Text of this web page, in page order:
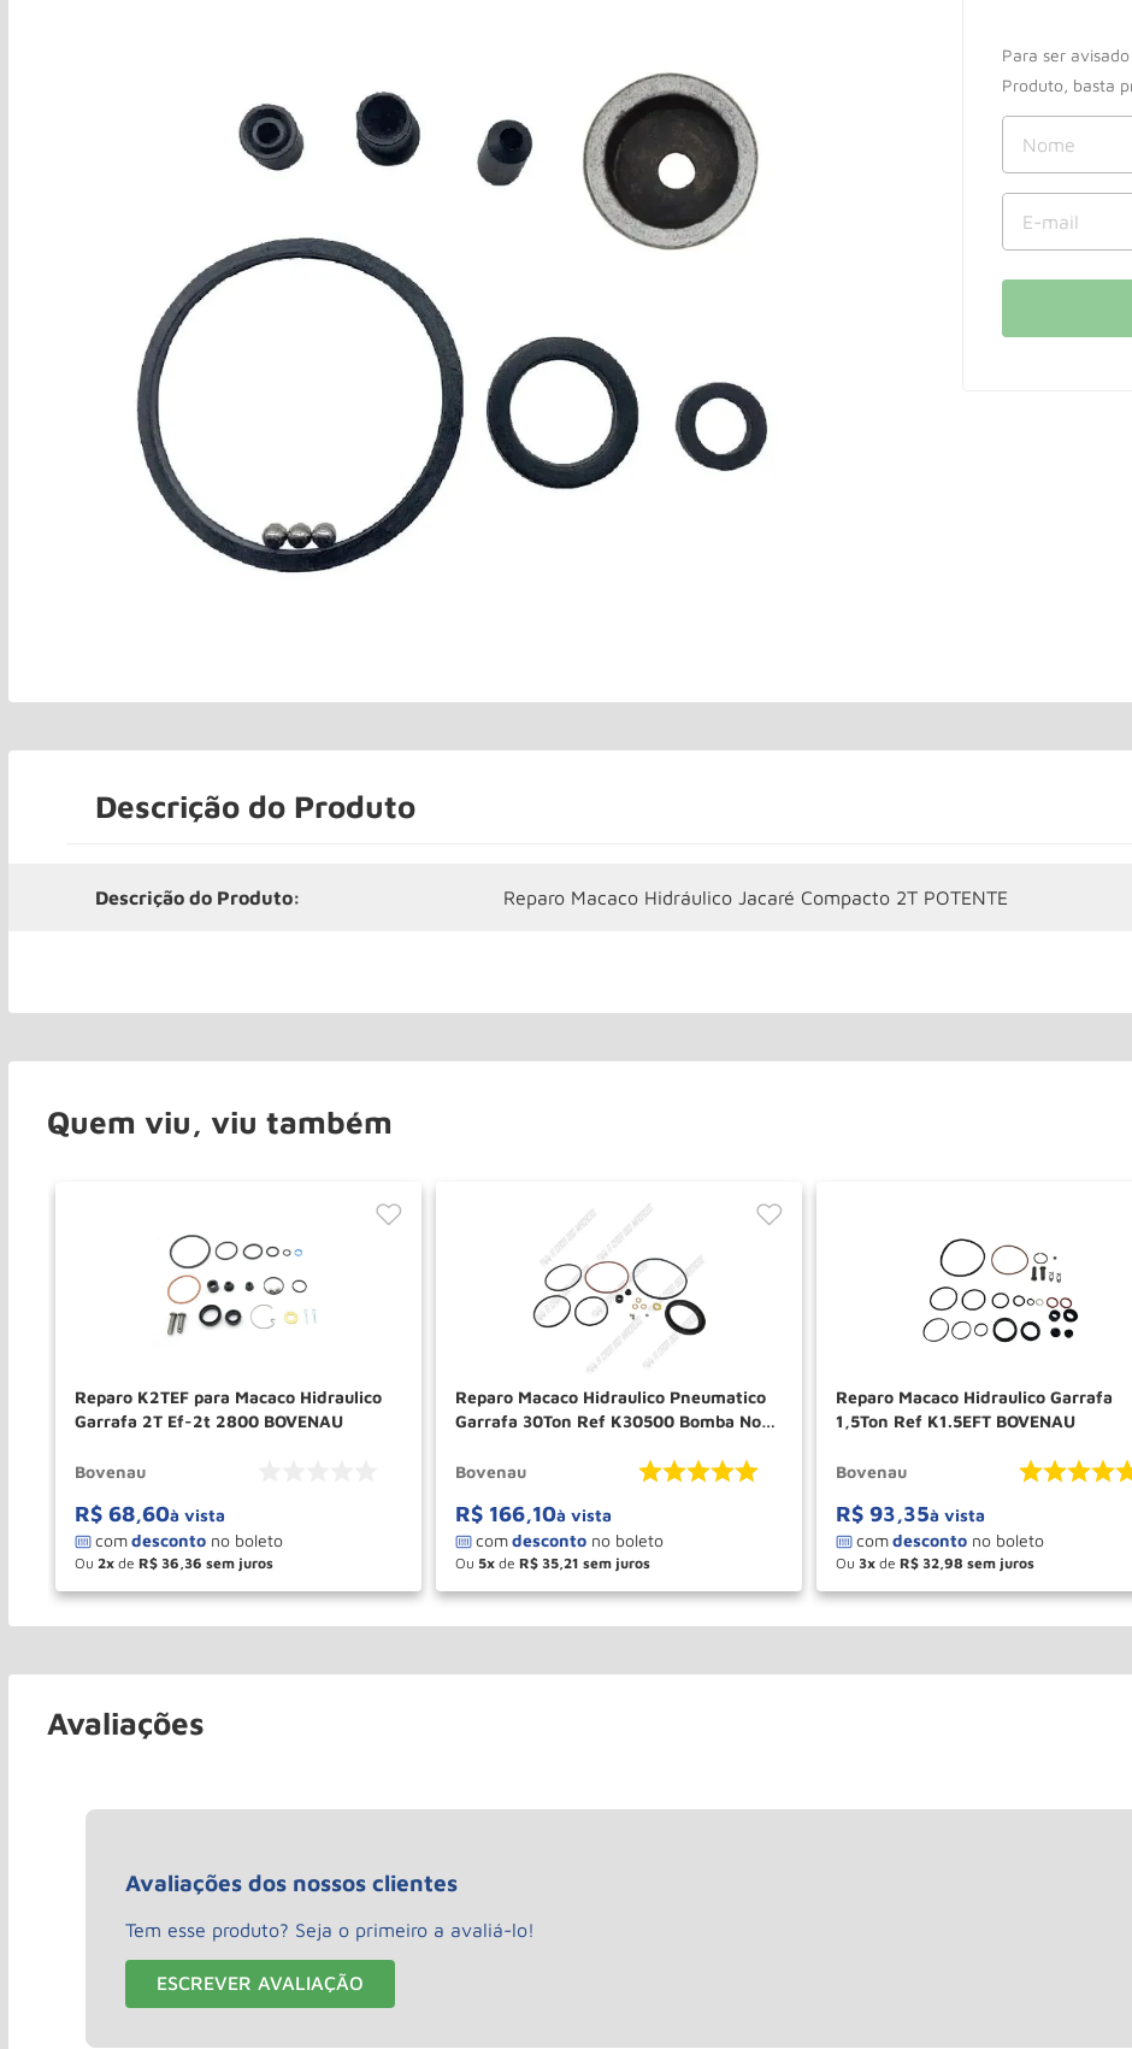
Descrição do Produto
Descrição do Produto: Reparo Macaco Hidráulico Jacaré Compacto 2T POTENTE
Quem viu, viu também
Reparo K2TEF para Macaco Hidraulico
Garrafa 2T Ef-2t 2800 BOVENAU
Bovenau
R$ 68,60à vista
Ou 2 de R$ 36 36
＋
－ COMPRAR
Reparo Macaco Hidraulico Pneumatico
Garrafa 30Ton Ref K30500 Bomba Nova
Bovenau
R$ 166,10à vista
Ou 5 de R$ 35 21
＋
－ COMPRAR
Reparo Macaco Hidraulico Garrafa
1,5Ton Ref K1.5EFT BOVENAU
Bovenau
R$ 93,35à vista
Ou 3 de R$ 32 98
＋
－ COMPRAR
Avaliações
Avaliações dos nossos clientes
Tem esse produto? Seja o primeiro a avaliá-lo!
ESCREVER AVALIAÇÃO